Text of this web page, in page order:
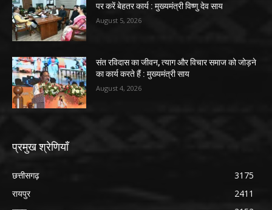
पर करें बेहतर कार्य : मुख्यमंत्री विष्णु देव साय
August 5, 2026
संत रविदास का जीवन, त्याग और विचार समाज को जोड़ने
का कार्य करते हैं : मुख्यमंत्री साय
August 4, 2026
प्रमुख श्रेणियाँ
छत्तीसगढ़
3175
रायपुर
2411